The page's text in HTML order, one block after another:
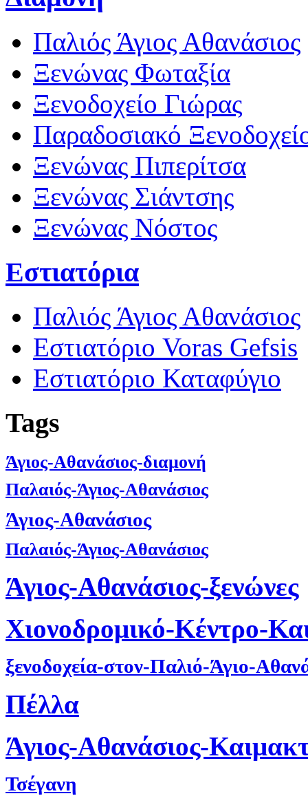
Παλιός Άγιος Αθανάσιος
Ξενώνας Φωταξία
Ξενοδοχείο Γιώρας
Παραδοσιακό
Ξενώνας Πιπερίτσα
Ξενώνας Σιάντσης
Ξενώνας Νόστος
Εστιατόρια
Παλιός Άγιος Αθανάσιος
Εστιατόριο Voras Gefsis
Εστιατόριο Καταφύγιο
Tags
Άγιος-Αθανάσιος-διαμονή
Παλαιός-Άγιος-Αθανάσιος
Άγιος-Αθανάσιος
Παλαιός-Άγιος-Αθανάσιος
Άγιος-Αθανάσιος-ξενώνες
Χιονοδρομικό-Κέντρο-
ξενοδοχεία-στον-Παλιό-Άγιο-
Πέλλα
Άγιος-Αθανάσιος-
Τσέγανη